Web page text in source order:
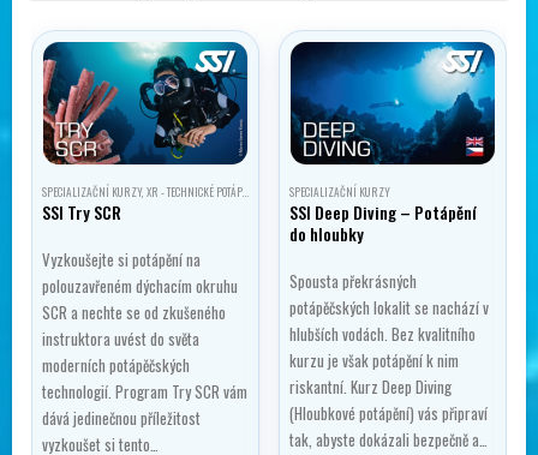
SPECIALIZAČNÍ KURZY, XR - TECHNICKÉ POTÁPĚNÍ
SSI Try SCR
Vyzkoušejte si potápění na
polouzavřeném dýchacím okruhu
SCR a nechte se od zkušeného
instruktora uvést do světa
moderních potápěčských
technologií. Program Try SCR vám
dává jedinečnou příležitost
vyzkoušet si tento…
SPECIALIZAČNÍ KURZY
SSI Deep Diving – Potápění
do hloubky
Spousta překrásných
potápěčských lokalit se nachází v
hlubších vodách. Bez kvalitního
kurzu je však potápění k nim
riskantní. Kurz Deep Diving
(Hloubkové potápění) vás připraví
tak, abyste dokázali bezpečně a…